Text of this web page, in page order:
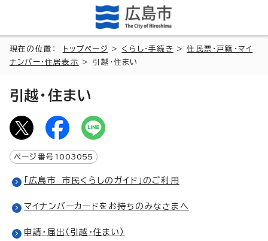
現在の位置： トップページ > くらし・手続き >住民票・戸籍・マイ
ナンバー・住居表示
> 引越・住まい
引越・住まい
ページ番号 1003055
「広島市 市民くらしのガイド」のご利用
マイナンバーカードをお持ちのみなさまへ
申請・届出（引越・住まい）